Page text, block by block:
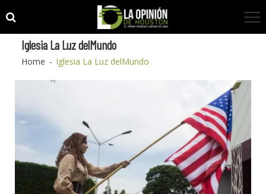
to
navigation
to
content
Iglesia La Luz delMundo
Home Iglesia La Luz delMundo